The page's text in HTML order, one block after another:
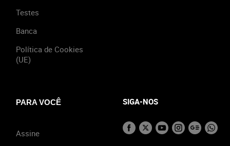
Testes
Banca
Política de Cookies
(UE)
PARA VOCÊ
Assine
SIGA-NOS